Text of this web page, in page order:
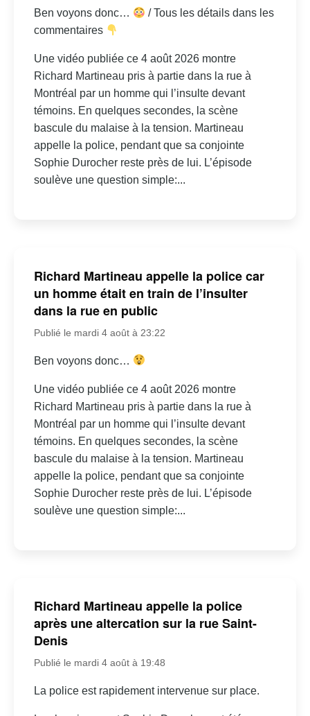
Ben voyons donc…
/ Tous les détails dans les
commentaires
Une vidéo publiée ce 4 août 2026 montre
Richard Martineau pris à partie dans la rue à
Montréal par un homme qui l’insulte devant
témoins. En quelques secondes, la scène
bascule du malaise à la tension. Martineau
appelle la police, pendant que sa conjointe
Sophie Durocher reste près de lui. L’épisode
soulève une question simple:...
Richard Martineau appelle la police car
un homme était en train de l’insulter
dans la rue en public
Publié le mardi 4 août à 23:22
Ben voyons donc…
Une vidéo publiée ce 4 août 2026 montre
Richard Martineau pris à partie dans la rue à
Montréal par un homme qui l’insulte devant
témoins. En quelques secondes, la scène
bascule du malaise à la tension. Martineau
appelle la police, pendant que sa conjointe
Sophie Durocher reste près de lui. L’épisode
soulève une question simple:...
Richard Martineau appelle la police
après une altercation sur la rue Saint-
Denis
Publié le mardi 4 août à 19:48
La police est rapidement intervenue sur place.